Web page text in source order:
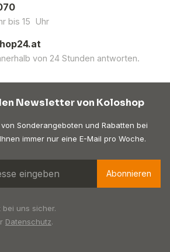
bis 15 Uhr
von 24 Stunden antworten.
Newsletter von Koloshop
Sonderangeboten und Rabatten bei
immer nur eine E-Mail pro Woche.
Abonnieren
bei uns sicher.
Datenschutz.